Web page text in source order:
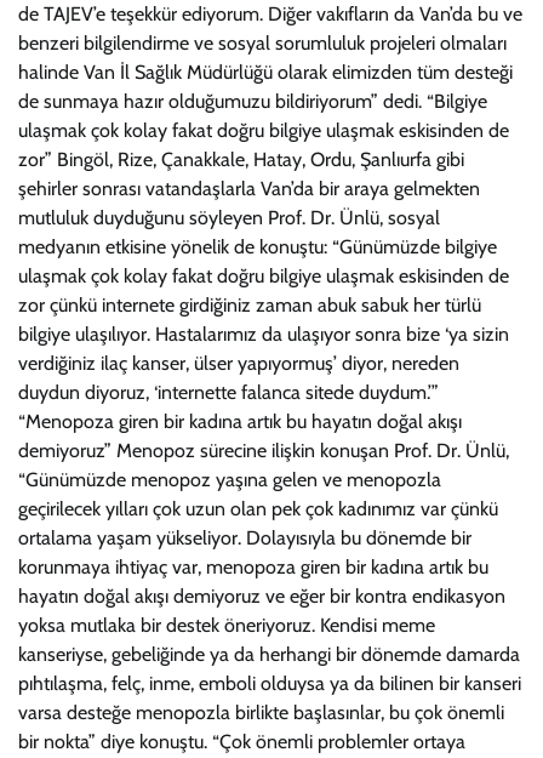
de TAJEV’e teşekkür ediyorum. Diğer vakıfların da Van’da bu ve
benzeri bilgilendirme ve sosyal sorumluluk projeleri olmaları
halinde Van İl Sağlık Müdürlüğü olarak elimizden tüm desteği
de sunmaya hazır olduğumuzu bildiriyorum” dedi. “Bilgiye
ulaşmak çok kolay fakat doğru bilgiye ulaşmak eskisinden de
zor” Bingöl, Rize, Çanakkale, Hatay, Ordu, Şanlıurfa gibi
şehirler sonrası vatandaşlarla Van’da bir araya gelmekten
mutluluk duyduğunu söyleyen Prof. Dr. Ünlü, sosyal
medyanın etkisine yönelik de konuştu: “Günümüzde bilgiye
ulaşmak çok kolay fakat doğru bilgiye ulaşmak eskisinden de
zor çünkü internete girdiğiniz zaman abuk sabuk her türlü
bilgiye ulaşılıyor. Hastalarımız da ulaşıyor sonra bize ‘ya sizin
verdiğiniz ilaç kanser, ülser yapıyormuş’ diyor, nereden
duydun diyoruz, ‘internette falanca sitede duydum.’”
“Menopoza giren bir kadına artık bu hayatın doğal akışı
demiyoruz” Menopoz sürecine ilişkin konuşan Prof. Dr. Ünlü,
“Günümüzde menopoz yaşına gelen ve menopozla
geçirilecek yılları çok uzun olan pek çok kadınımız var çünkü
ortalama yaşam yükseliyor. Dolayısıyla bu dönemde bir
korunmaya ihtiyaç var, menopoza giren bir kadına artık bu
hayatın doğal akışı demiyoruz ve eğer bir kontra endikasyon
yoksa mutlaka bir destek öneriyoruz. Kendisi meme
kanseriyse, gebeliğinde ya da herhangi bir dönemde damarda
pıhtılaşma, felç, inme, emboli olduysa ya da bilinen bir kanseri
varsa desteğe menopozla birlikte başlasınlar, bu çok önemli
bir nokta” diye konuştu. “Çok önemli problemler ortaya